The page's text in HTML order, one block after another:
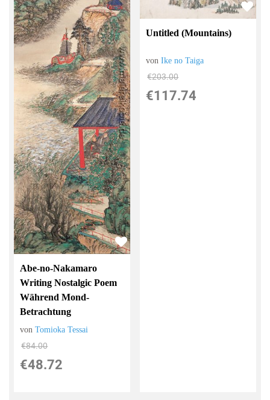
Abe-no-Nakamaro
Writing Nostalgic Poem
Während Mond-
Betrachtung
vonTomioka Tessai
€84.00
€48.72
Untitled (Mountains)
vonIke no Taiga
€203.00
€117.74